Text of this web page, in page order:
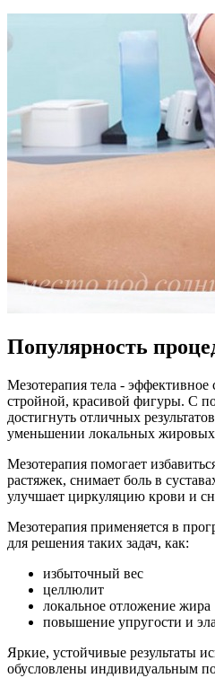
Популярность
Мезотерапия тела - эффективное
стройной, красивой фигуры. С
достигнуть отличных
уменьшении локальных
Мезотерапия помогает
растяжек, снимает боль в
улучшает циркуляцию крови и
Мезотерапия применяется в
для решения таких задач, как:
избыточный вес
целлюлит
локальное отложение жира
повышение упругости и
Яркие, устойчивые результаты
обусловлены индивидуальным